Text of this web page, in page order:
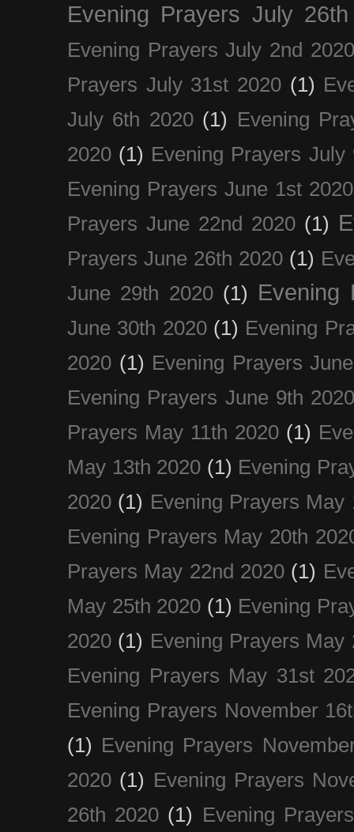
Evening Prayers July
Evening Prayers July 2nd 2020
Prayers July 31st 2020 (1)
July 6th 2020 (1) Evening
2020 (1) Evening Prayers July
Evening Prayers June 1st 2020
Prayers June 22nd 2020 (1)
Prayers June 26th 2020 (1)
June 29th 2020 (1) Evening
June 30th 2020 (1) Evening
2020 (1) Evening Prayers
Evening Prayers June 9th
Prayers May 11th 2020 (1)
May 13th 2020 (1) Evening
2020 (1) Evening Prayers May
Evening Prayers May 20th
Prayers May 22nd 2020 (1)
May 25th 2020 (1) Evening
2020 (1) Evening Prayers May
Evening Prayers May 31st
Evening Prayers November
(1) Evening Prayers
2020 (1) Evening Prayers
26th 2020 (1) Evening